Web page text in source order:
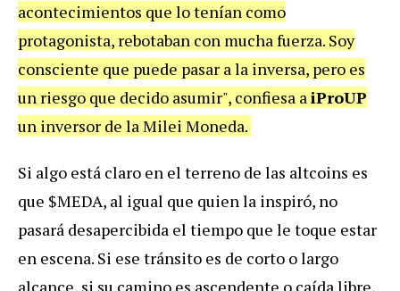
acontecimientos que lo tenían como
protagonista, rebotaban con mucha fuerza. Soy
consciente que puede pasar a la inversa, pero es
un riesgo que decido asumir", confiesa aiProUP
un inversor de la Milei Moneda.
Si algo está claro en el terreno de las altcoins es
que $MEDA, al igual que quien la inspiró, no
pasará desapercibida el tiempo que le toque estar
en escena. Si ese tránsito es de corto o largo
alcance, si su camino es ascendente o caída libre,